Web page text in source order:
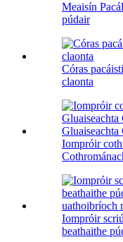
Meaisín
púdair
Córas
claonta
Iompróir
Iompróir
beathaithe